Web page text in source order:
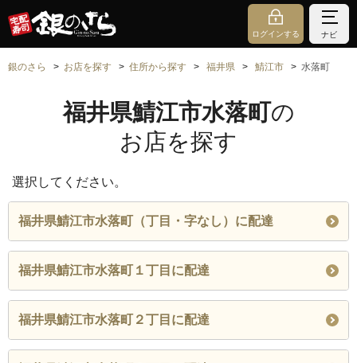
ログインする ナビ
銀のさら お店を探す 住所から探す 福井県 鯖江市 水落町
福井県鯖江市水落町の
お店を探す
選択してください。
福井県鯖江市水落町（丁目・字なし）に配達
福井県鯖江市水落町１丁目に配達
福井県鯖江市水落町２丁目に配達